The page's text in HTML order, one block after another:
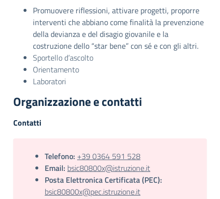
Promuovere riflessioni, attivare progetti, proporre
interventi che abbiano come finalità la prevenzione
della devianza e del disagio giovanile e la
costruzione dello “star bene” con sé e con gli altri.
Sportello d’ascolto
Orientamento
Laboratori
Organizzazione e contatti
Contatti
Telefono: +39 0364 591 528
Email: bsic80800x@istruzione.it
Posta Elettronica Certificata (PEC):
bsic80800x@pec.istruzione.it